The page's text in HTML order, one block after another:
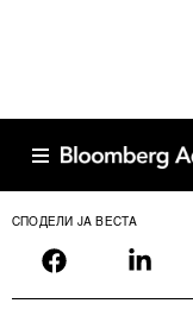
СПОДЕЛИ ЈА ВЕСТА